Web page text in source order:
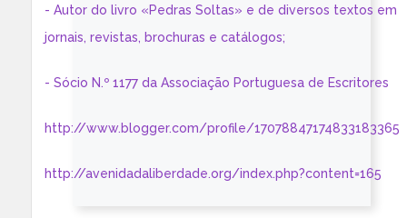
- Autor do livro «Pedras Soltas» e de diversos textos em
jornais, revistas, brochuras e catálogos;
- Sócio N.º 1177 da Associação Portuguesa de Escritores
http://www.blogger.com/profile/17078847174833183365
http://avenidadaliberdade.org/index.php?content=165